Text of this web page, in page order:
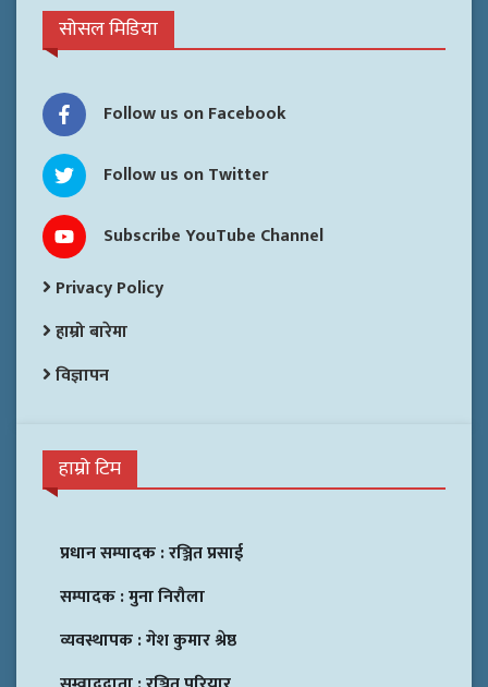
सोसल मिडिया
Follow us on Facebook
Follow us on Twitter
Subscribe YouTube Channel
Privacy Policy
हाम्रो बारेमा
विज्ञापन
हाम्रो टिम
प्रधान सम्पादक :रञ्जित प्रसाई
सम्पादक :मुना निरौला
व्यवस्थापक :गेश कुमार श्रेष्ठ